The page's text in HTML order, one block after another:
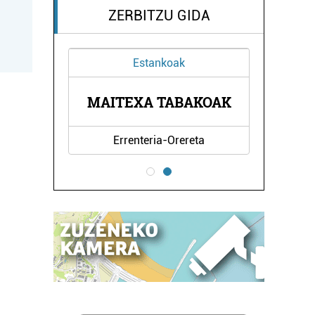
ZERBITZU GIDA
Estankoak
MAITEXA TABAKOAK
Errenteria-Orereta